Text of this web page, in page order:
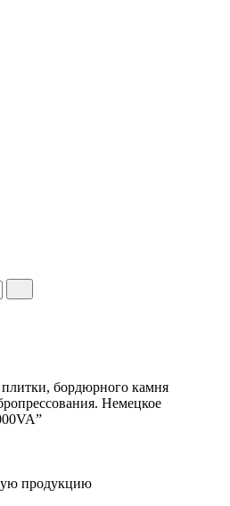
бордюрного камня
Немецкое
продукцию